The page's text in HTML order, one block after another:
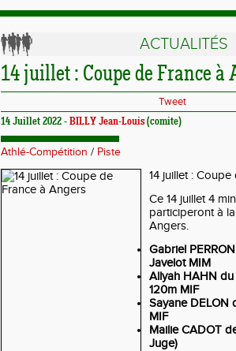
ACTUALITÉS
14 juillet : Coupe de France à
Tweet
14 Juillet 2022 - BILLY Jean-Louis(comite)
Athlé-Compétition / Piste
14 juillet :
Ce 14 juillet 4
participeront à
Angers.
Gabriel
Javelot MIM
Allyah HAHN du
120m MIF
Sayane DELON
MIF
Mailie CADOT
Juge)